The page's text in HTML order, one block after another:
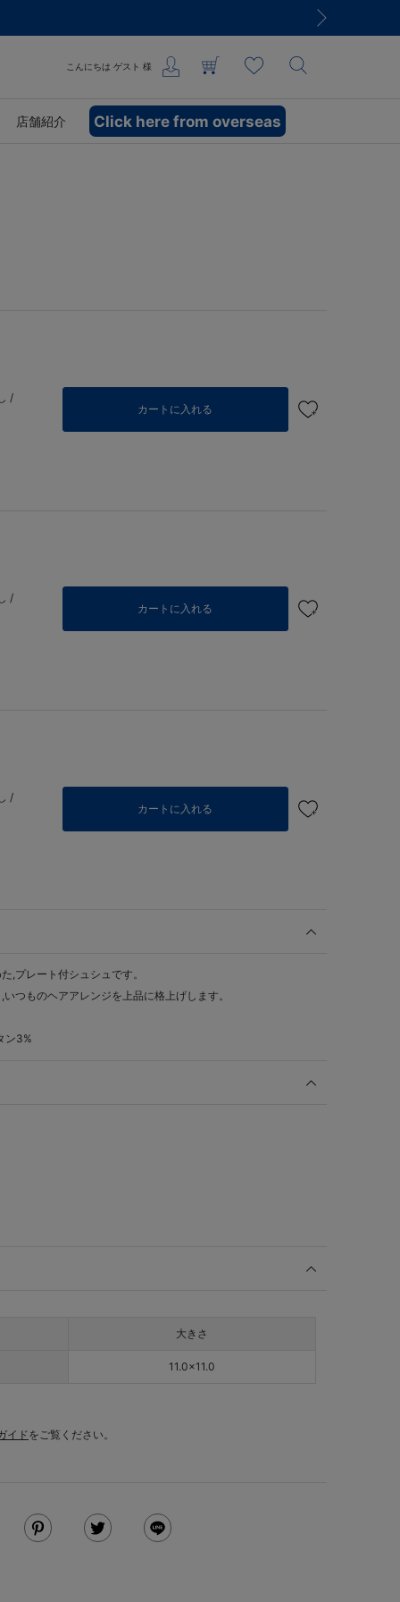
こんにちは ゲスト 様
店舗紹介 Click here from overseas
/
カートに入れる
/
カートに入れる
/
カートに入れる
,プレート付シュシュです。
つものヘアアレンジを上品に格上げします。
ン3%
大きさ
11.0×11.0
イドをご覧ください。